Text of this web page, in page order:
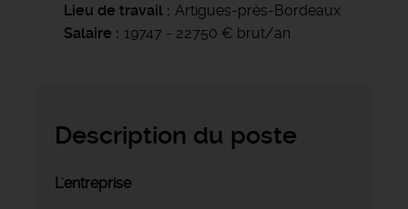
Lieu de travail
Artigues-près-Bordeaux
Salaire
19747 - 22750 € brut/an
Description du poste
L'entreprise